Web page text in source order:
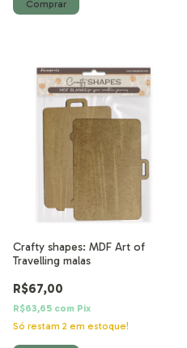
Crafty shapes: MDF Art of
Travelling malas
R$67,00
R$63,65 com Pix
Só restam 2 em estoque!